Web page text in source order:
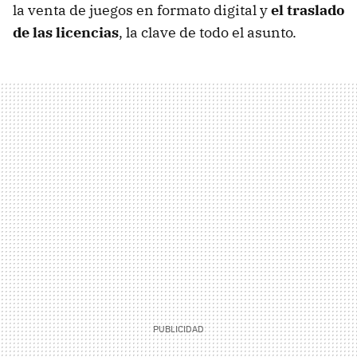
la venta de juegos en formato digital yel traslado
de las licencias, la clave de todo el asunto.